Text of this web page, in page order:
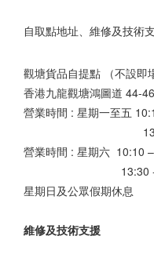
自取點地址、維修及技術
觀塘貨品自提點 （不設即
香港九龍觀塘鴻圖道 44-
營業時間 : 星期一至五
13:30 -
營業時間 : 星期六 10:10
13:30 -
星期日及公眾假期休息
維修及技術支援